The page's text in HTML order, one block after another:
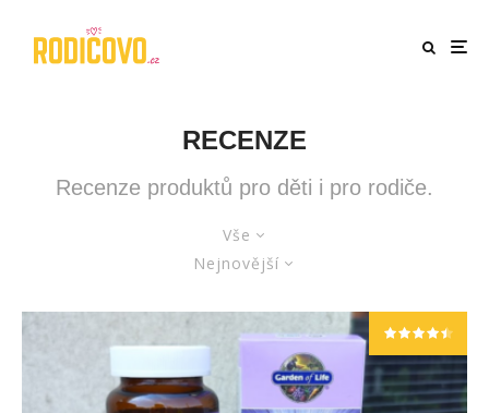
RECENZE
Recenze produktů pro děti i pro rodiče.
Vše
Nejnovější